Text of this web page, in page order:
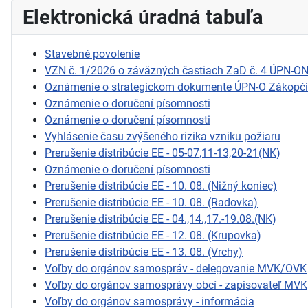
Elektronická úradná tabuľa
Stavebné povolenie
VZN č. 1/2026 o záväzných častiach ZaD č. 4 ÚPN-ON
Oznámenie o strategickom dokumente ÚPN-O
Oznámenie o doručení písomnosti
Oznámenie o doručení písomnosti
Vyhlásenie času zvýšeného rizika vzniku požiaru
Prerušenie distribúcie EE - 05-07,11-13,20-21(NK)
Oznámenie o doručení písomnosti
Prerušenie distribúcie EE - 10. 08. (Nižný koniec)
Prerušenie distribúcie EE - 10. 08. (Radovka)
Prerušenie distribúcie EE - 04.,14.,17.-19.08.(NK)
Prerušenie distribúcie EE - 12. 08. (Krupovka)
Prerušenie distribúcie EE - 13. 08. (Vrchy)
Voľby do orgánov samospráv - delegovanie MVK/OVK
Voľby do orgánov samosprávy obcí - zapisovateľ MVK
Voľby do orgánov samosprávy - informácia